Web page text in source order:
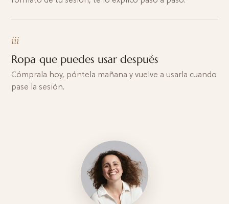
iii
Ropa que puedes usar después
Cómprala hoy, póntela mañana y vuelve a usarla cuando
pase la sesión.